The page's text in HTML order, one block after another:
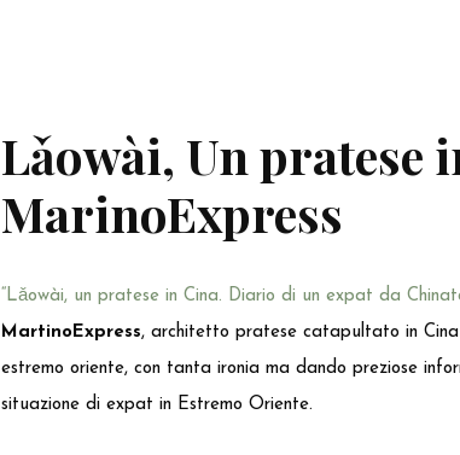
Lǎowài, Un pratese
MarinoExpress
“Lǎowài, un pratese in Cina. Diario di un expat da
MartinoExpress, architetto pratese catapultato in
estremo oriente, con tanta ironia ma dando preziose
situazione di expat in Estremo Oriente.